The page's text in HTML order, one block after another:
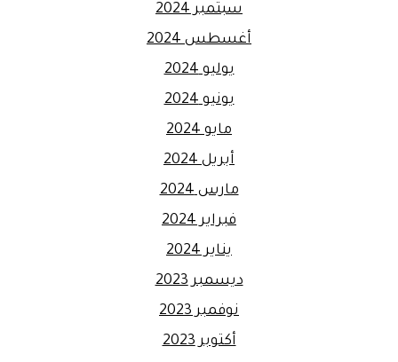
سبتمبر 2024
أغسطس 2024
يوليو 2024
يونيو 2024
مايو 2024
أبريل 2024
مارس 2024
فبراير 2024
يناير 2024
ديسمبر 2023
نوفمبر 2023
أكتوبر 2023